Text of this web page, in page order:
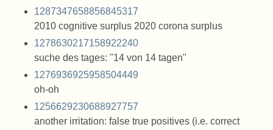
1287347658856845317
2010 cognitive surplus 2020 corona surplus
1278630217158922240
suche des tages: "14 von 14 tagen"
1276936925958504449
oh-oh
1256629230688927757
another irritation: false true positives (i.e. correct